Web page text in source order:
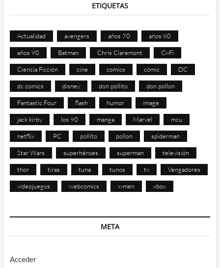
ETIQUETAS
Actualidad avengers años 70 años 80
años 90 Batman Chris Claremont Ci-Fi
Ciencia Ficción cine comics cómic DC
dc comics disney don pollito don pollon
Fantastic Four flash humor image
jack kirby los 90 manga Marvel mcu
netflix PC pollito pollon spiderman
Star Wars superhéroes superman televisión
thor tiras tuna tunos tv Vengadores
videojuegos webcomics x-men xbox
META
Acceder